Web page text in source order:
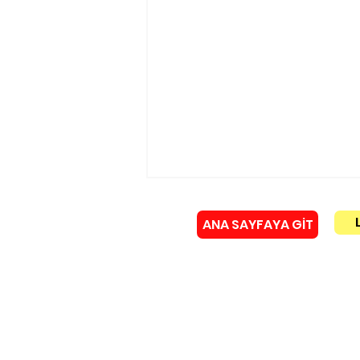
ANA SAYFAYA GİT